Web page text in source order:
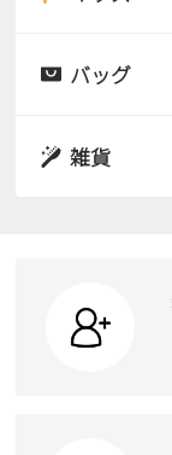
スニーカー
カジュアル
ワークシュ
サンダル
ローファー
サンダル
スクール
バッグ
ボディバッ
ハンドバッ
雑貨
ケア用品